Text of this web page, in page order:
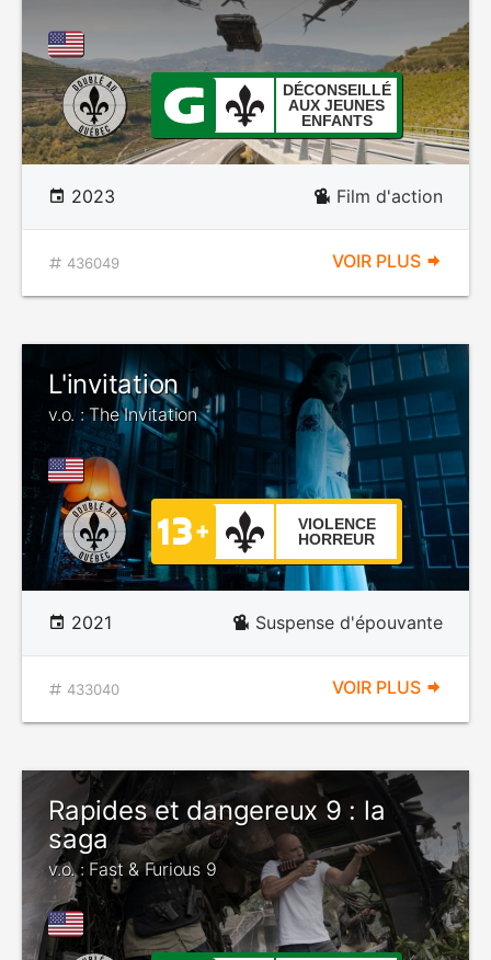
DÉCONSEILLÉ
AUX JEUNES
ENFANTS
2023 Film d'action
436049 VOIR PLUS
L'invitation
v.o. : The Invitation
VIOLENCE
HORREUR
2021 Suspense d'épouvante
433040 VOIR PLUS
Rapides et dangereux 9 : la
saga
v.o. : Fast & Furious 9